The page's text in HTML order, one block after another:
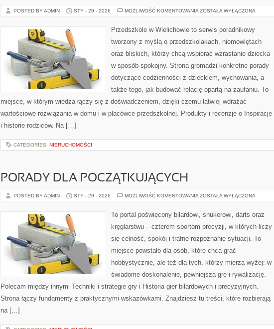
POSTED BY ADMIN STY - 29 - 2026 MOŻLIWOŚĆ KOMENTOWANIA BEZPIECZEŃSTWO
ZOSTAŁA WYŁĄCZONA
Przedszkole w Wielichowie to serwis poradnikowy
tworzony z myślą o przedszkolakach, niemowlętach
oraz bliskich, którzy chcą wspierać wzrastanie dziecka
w sposób spokojny. Strona gromadzi konkretne porady
dotyczące codzienności z dzieckiem, wychowania, a
także tego, jak budować relację opartą na zaufaniu. To
miejsce, w którym wiedza łączy się z doświadczeniem, dzięki czemu łatwiej wdrażać
wartościowe rozwiązania w domu i w placówce przedszkolnej. Produkty i recenzje o Inspiracje
i historie rodziców. Na […]
CATEGORIES: NIERUCHOMOŚCI
PORADY DLA POCZĄTKUJĄCYCH
POSTED BY ADMIN STY - 29 - 2026 MOŻLIWOŚĆ KOMENTOWANIA PORADY
ZOSTAŁA WYŁĄCZONA
To portal poświęcony bilardowi, snukerowi, darts oraz
kręglarstwu – czterem sportom precyzji, w których liczy
się celność, spokój i trafne rozpoznanie sytuacji. To
miejsce powstało dla osób, które chcą grać
hobbystycznie, ale też dla tych, którzy mierzą wyżej: w
świadome doskonalenie, pewniejszą grę i rywalizację.
Polecam między innymi Techniki i strategie gry i Historia gier bilardowych i precyzyjnych.
Strona łączy fundamenty z praktycznymi wskazówkami. Znajdziesz tu treści, które rozbierają
na […]